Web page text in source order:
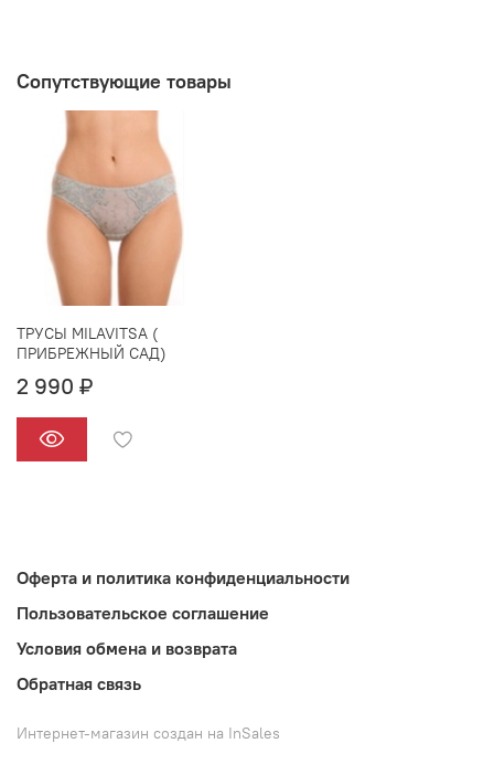
Сопутствующие товары
ТРУСЫ MILAVITSA (
ПРИБРЕЖНЫЙ САД)
2 990 ₽
Оферта и политика конфиденциальности
Пользовательское соглашение
Условия обмена и возврата
Обратная связь
Интернет-магазин создан на InSales